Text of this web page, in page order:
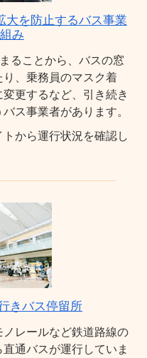
大を防止するバス事業
み
ることから、バスの窓
、乗務員のマスク着
更するなど、引き続き
ス事業者があります。
から運行状況を確認し
きバス停留所
レールなど鉄道路線の
通バスが運行していま